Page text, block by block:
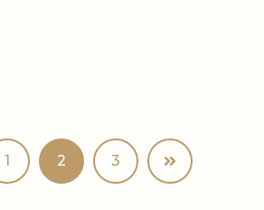
1 2 3